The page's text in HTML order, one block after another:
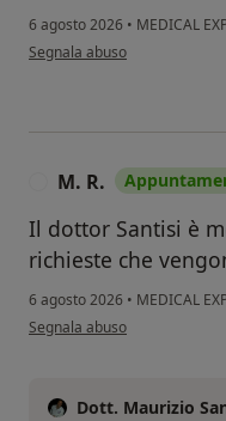
6 agosto 2026 • MEDICAL
secondo l'opinione dell'utente
Segnala abuso
M. R.
Il dottor Santisi è
richieste che
6 agosto 2026 • MEDICAL
secondo l'opinione dell'utente
Segnala abuso
Dott. Maurizio